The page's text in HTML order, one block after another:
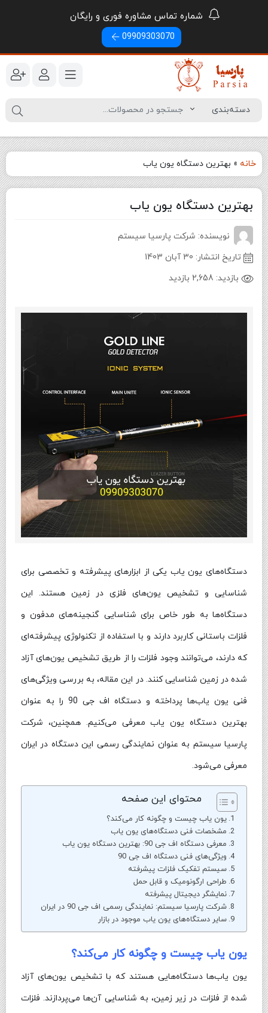
شماره تماس مشاوره فوری و رایگان
09909303070
خانه » بهترین دستگاه یون یاب
بهترین دستگاه یون یاب
نویسنده: شرکت پارسیا سیستم
تاریخ انتشار: 30 آبان 1403
بازدید: 2,658 بازدید
دستگاه‌های یون یاب یکی از ابزارهای پیشرفته و تخصصی برای
شناسایی و تشخیص یون‌های فلزی در زمین هستند. این
دستگاه‌ها به طور خاص برای شناسایی گنجینه‌های مدفون و
فلزات باستانی کاربرد دارند و با استفاده از تکنولوژی پیشرفته‌ای
که دارند، می‌توانند وجود فلزات را از طریق تشخیص یون‌های آزاد
شده در زمین شناسایی کنند. در این مقاله، به بررسی ویژگی‌های
فنی یون یاب‌ها پرداخته و دستگاه اف جی 90 را به عنوان
بهترین دستگاه یون یاب معرفی می‌کنیم. همچنین، شرکت
پارسیا سیستم به عنوان نمایندگی رسمی این دستگاه در ایران
معرفی می‌شود.
محتوای این صفحه
یون یاب چیست و چگونه کار می‌کند؟
مشخصات فنی دستگاه‌های یون یاب
معرفی دستگاه اف جی 90: بهترین دستگاه یون یاب
ویژگی‌های فنی دستگاه اف جی 90
سیستم تفکیک فلزات پیشرفته
طراحی ارگونومیک و قابل حمل
نمایشگر دیجیتال پیشرفته
شرکت پارسیا سیستم: نمایندگی رسمی اف جی 90 در ایران
سایر دستگاه‌های یون یاب موجود در بازار
یون یاب چیست و چگونه کار می‌کند؟
یون یاب‌ها دستگاه‌هایی هستند که با تشخیص یون‌های آزاد
شده از فلزات در زیر زمین، به شناسایی آن‌ها می‌پردازند. فلزات